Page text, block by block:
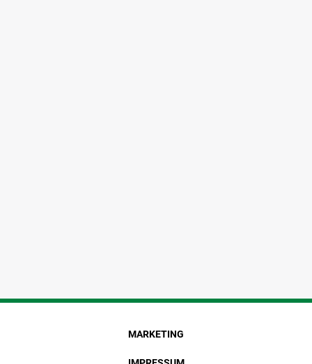
MARKETING